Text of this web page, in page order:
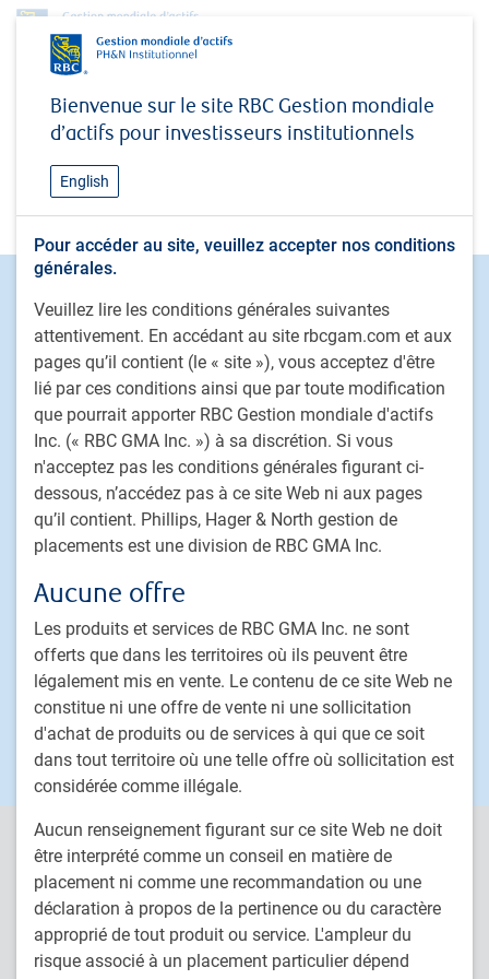
Bienvenue sur le site RBC Gestion mondiale
d’actifs pour investisseurs institutionnels
English
Pour accéder au site, veuillez accepter nos conditions
générales.
Veuillez lire les conditions générales suivantes
attentivement. En accédant au site rbcgam.com et aux
pages qu’il contient (le « site »), vous acceptez d'être
lié par ces conditions ainsi que par toute modification
que pourrait apporter RBC Gestion mondiale d'actifs
Inc. (« RBC GMA Inc. ») à sa discrétion. Si vous
n'acceptez pas les conditions générales figurant ci-
dessous, n’accédez pas à ce site Web ni aux pages
qu’il contient. Phillips, Hager & North gestion de
placements est une division de RBC GMA Inc.
Aucune offre
Les produits et services de RBC GMA Inc. ne sont
offerts que dans les territoires où ils peuvent être
légalement mis en vente. Le contenu de ce site Web ne
constitue ni une offre de vente ni une sollicitation
d'achat de produits ou de services à qui que ce soit
dans tout territoire où une telle offre où sollicitation est
considérée comme illégale.
Aucun renseignement figurant sur ce site Web ne doit
être interprété comme un conseil en matière de
placement ni comme une recommandation ou une
déclaration à propos de la pertinence ou du caractère
approprié de tout produit ou service. L'ampleur du
risque associé à un placement particulier dépend
No access
You do not have access
Footer
Actions
Titres à revenu fixe
Solutions déléguées de portefeuille
Stratégies de placement fondé sur le passif
Marchés privés
Placements alternatifs
Solutions multi-actifs personnalisées
Procédure de traitement des plaintes de clients
PH&N Institutionnel
À propos de nous
Investissement responsable
Nous joindre
Carrières
PH&N Institutionnel est la division de gestion d’actifs institutionnels
de RBC Gestion mondiale d’actifs Inc. (RBC GMA Inc.), filiale
indirecte en propriété exclusive de Banque Royale du Canada. RBC
GMA est la division de gestion d’actifs de Banque Royale du Canada
(RBC) qui regroupe RBC Gestion mondiale d’actifs Inc. (RBC GMA
Inc.), RBC Global Asset Management (U.S.) Inc. (RBC GAM-US),